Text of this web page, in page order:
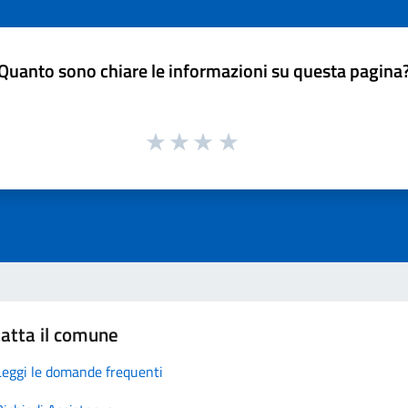
sono chiare le informazioni su questa
il comune
le domande frequenti